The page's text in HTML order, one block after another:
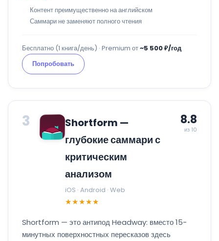
Контент преимущественно на английском
Саммари не заменяют полного чтения
Бесплатно (1 книга/день) · Premium от~5 500 ₽/год
Попробовать
3
Shortform —
глубокие саммари с
критическим
анализом
iOS · Android · Web
★★★★★
8.8
из 10
Shortform — это антипод Headway: вместо 15-
минутных поверхностных пересказов здесь